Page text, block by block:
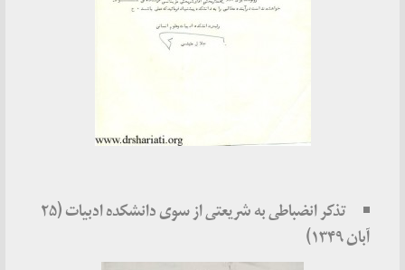
تذکر انضباطی به شریعتی از سوی دانشکده ادبیات (۲۵